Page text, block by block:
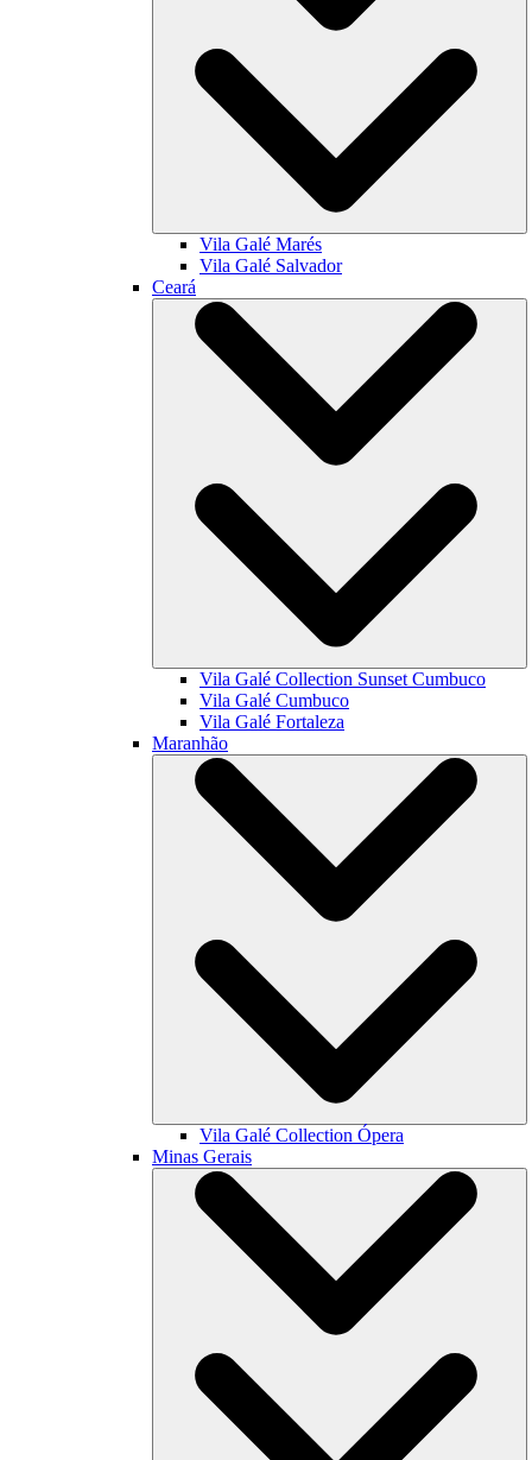
Vila Galé Marés
Vila Galé Salvador
Ceará
Vila Galé Collection Sunset Cumbuco
Vila Galé Cumbuco
Vila Galé Fortaleza
Maranhão
Vila Galé Collection Ópera
Minas Gerais